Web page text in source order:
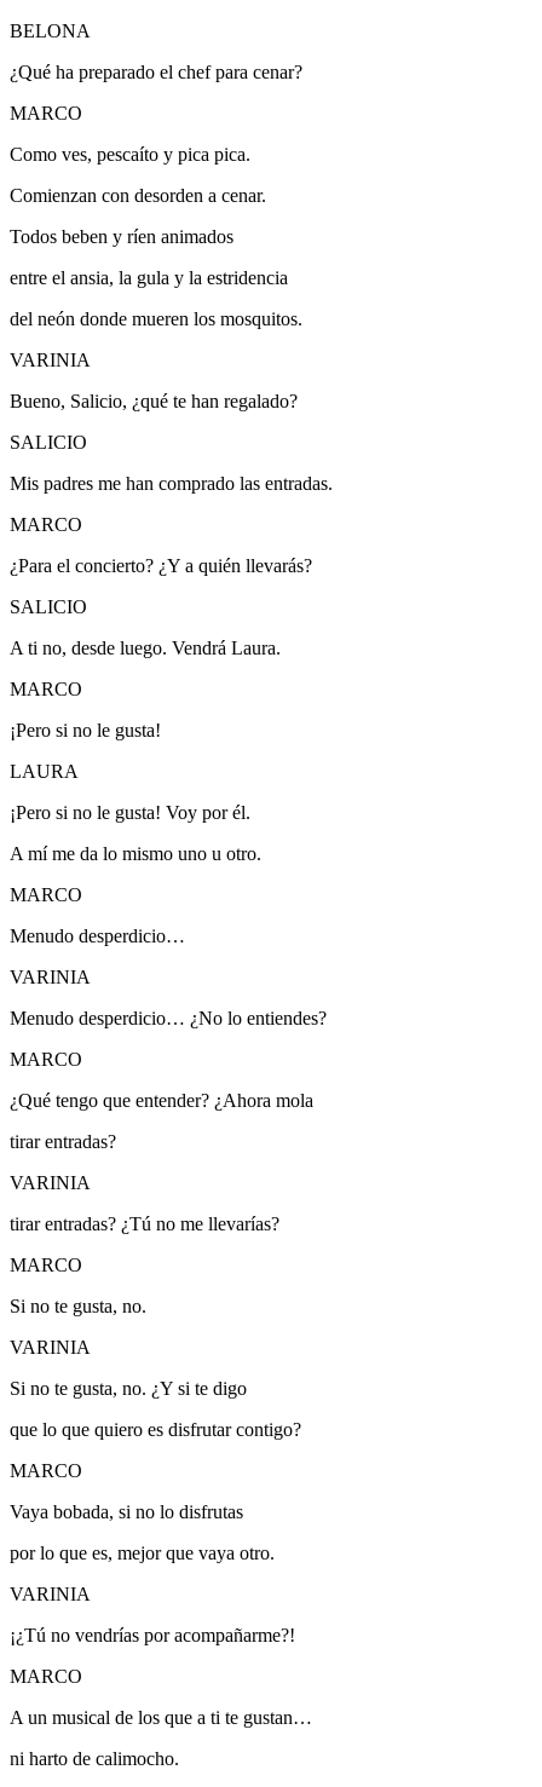
BELONA
¿Qué ha preparado el chef para cenar?
MARCO
Como ves, pescaíto y pica pica.
Comienzan con desorden a cenar.
Todos beben y ríen animados
entre el ansia, la gula y la estridencia
del neón donde mueren los mosquitos.
VARINIA
Bueno, Salicio, ¿qué te han regalado?
SALICIO
Mis padres me han comprado las entradas.
MARCO
¿Para el concierto? ¿Y a quién llevarás?
SALICIO
A ti no, desde luego. Vendrá Laura.
MARCO
¡Pero si no le gusta!
LAURA
¡Pero si no le gusta! Voy por él.
A mí me da lo mismo uno u otro.
MARCO
Menudo desperdicio…
VARINIA
Menudo desperdicio… ¿No lo entiendes?
MARCO
¿Qué tengo que entender? ¿Ahora mola
tirar entradas?
VARINIA
tirar entradas? ¿Tú no me llevarías?
MARCO
Si no te gusta, no.
VARINIA
Si no te gusta, no. ¿Y si te digo
que lo que quiero es disfrutar contigo?
MARCO
Vaya bobada, si no lo disfrutas
por lo que es, mejor que vaya otro.
VARINIA
¡¿Tú no vendrías por acompañarme?!
MARCO
A un musical de los que a ti te gustan…
ni harto de calimocho.